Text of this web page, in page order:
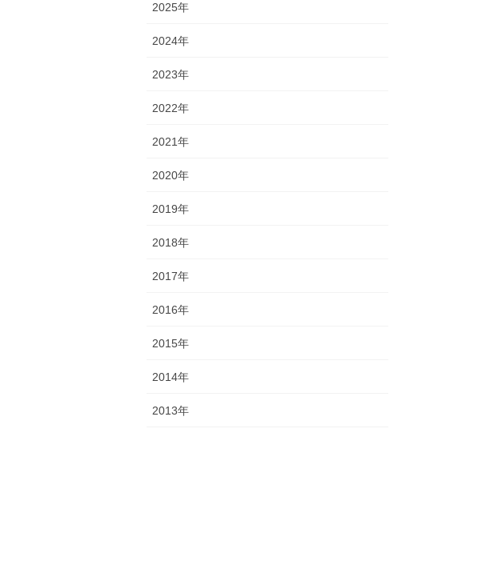
2025年
2024年
2023年
2022年
2021年
2020年
2019年
2018年
2017年
2016年
2015年
2014年
2013年